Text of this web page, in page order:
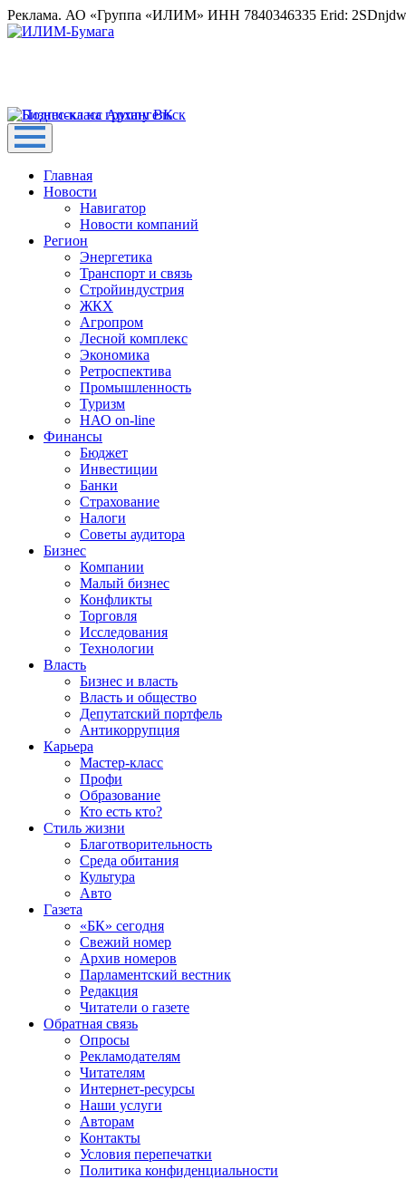
Реклама. АО «Группа «ИЛИМ» ИНН 7840346335 Erid:
Главная
Новости
Навигатор
Новости компаний
Регион
Энергетика
Транспорт и связь
Стройиндустрия
ЖКХ
Агропром
Лесной комплекс
Экономика
Ретроспектива
Промышленность
Туризм
НАО on-line
Финансы
Бюджет
Инвестиции
Банки
Страхование
Налоги
Советы аудитора
Бизнес
Компании
Малый бизнес
Конфликты
Торговля
Исследования
Технологии
Власть
Бизнес и власть
Власть и общество
Депутатский портфель
Антикоррупция
Карьера
Мастер-класс
Профи
Образование
Кто есть кто?
Стиль жизни
Благотворительность
Среда обитания
Культура
Авто
Газета
«БК» сегодня
Свежий номер
Архив номеров
Парламентский вестник
Редакция
Читатели о газете
Обратная связь
Опросы
Рекламодателям
Читателям
Интернет-ресурсы
Наши услуги
Авторам
Контакты
Условия перепечатки
Политика конфиденциальности